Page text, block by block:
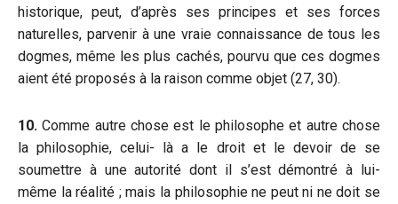
historique, peut, d’après ses principes et ses forces
naturelles, parvenir à une vraie connaissance de tous les
dogmes, même les plus cachés, pourvu que ces dogmes
aient été proposés à la raison comme objet (27, 30).
10. Comme autre chose est le philosophe et autre chose
la philosophie, celui- là a le droit et le devoir de se
soumettre à une autorité dont il s’est démontré à lui-
même la réalité ; mais la philosophie ne peut ni ne doit se